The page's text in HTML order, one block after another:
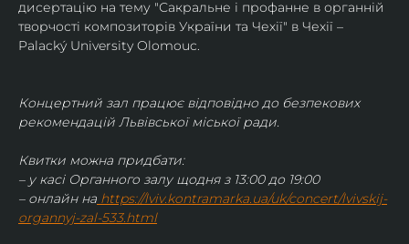
дисертацію на тему "Сакральне і профанне в органній
творчості композиторів України та Чехії" в Чехії –
Palacký University Olomouc.
Концертний зал працює відповідно до безпекових
рекомендацій Львівської міської ради.
Квитки можна придбати:
– у касі Органного залу щодня з 13:00 до 19:00
– онлайн на https://lviv.kontramarka.ua/uk/concert/lvivskij-
organnyj-zal-533.html